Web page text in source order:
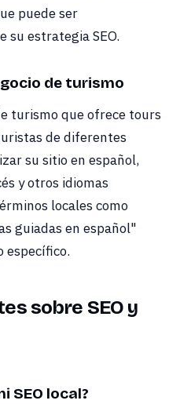
puede ser
su estrategia SEO.
de turismo
turismo que ofrece tours
de diferentes
su sitio en español,
y otros idiomas
locales como
guiadas en español"
específico.
sobre SEO y
SEO local?